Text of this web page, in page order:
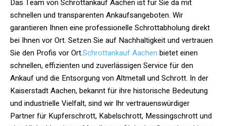
Das Team von Schrottankauf Aachen ist für Sie da mit
schnellen und transparenten Ankaufsangeboten. Wir
garantieren Ihnen eine professionelle Schrottabholung direkt
bei Ihnen vor Ort. Setzen Sie auf Nachhaltigkeit und vertrauen
Sie den Profis vor Ort.Schrottankauf Aachen bietet einen
schnellen, effizienten und zuverlässigen Service für den
Ankauf und die Entsorgung von Altmetall und Schrott. In der
Kaiserstadt Aachen, bekannt für ihre historische Bedeutung
und industrielle Vielfalt, sind wir Ihr vertrauenswürdiger
Partner für Kupferschrott, Kabelschrott, Messingschrott und